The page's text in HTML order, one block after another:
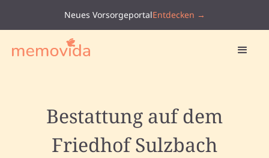
Neues VorsorgeportalEntdecken →
Bestattung auf dem
Friedhof Sulzbach